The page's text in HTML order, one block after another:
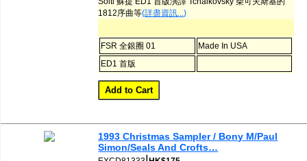
1812序曲等(詳盡資訊...)
FSR 全銀圈 01
Made In USA
ED1 首版
1993 Christmas Sampler / Bony M/Paul
Simon/Seals And Crofts…